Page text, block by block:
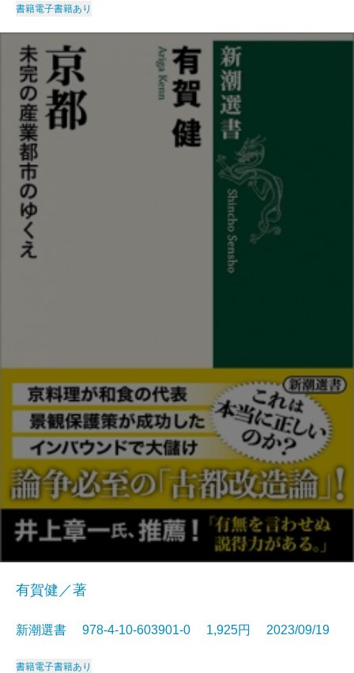
書籍電子書籍あり
有賀健／著
新潮選書 978-4-10-603901-0 1,925円 2023/09/19
書籍電子書籍あり